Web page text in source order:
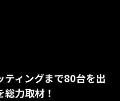
ティングまで80台を出
力取材！